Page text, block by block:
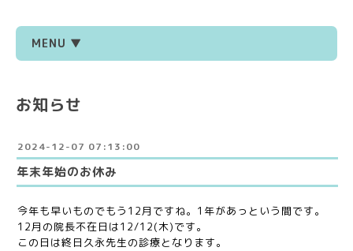
MENU ▼
お知らせ
2024-12-07 07:13:00
年末年始のお休み
今年も早いものでもう12月ですね。1年があっという間です。
12月の院長不在日は12/12(木)です。
この日は終日久永先生の診療となります。